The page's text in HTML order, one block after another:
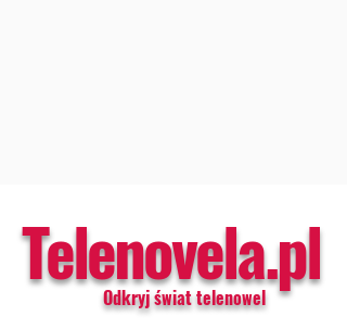
Telenovela.pl
Odkryj świat telenowel